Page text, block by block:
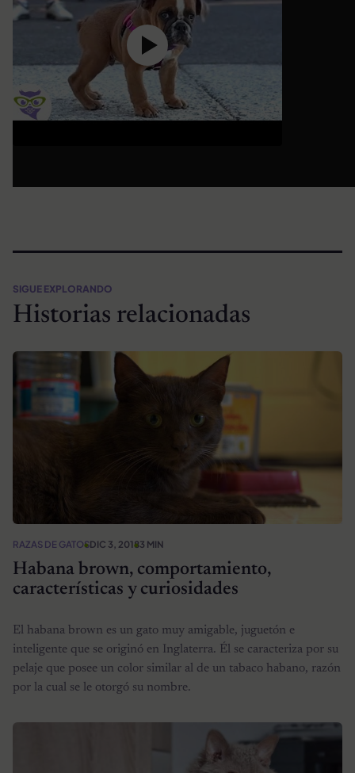
SIGUE EXPLORANDO
Historias relacionadas
RAZAS DE GATOSDIC 3, 20183 MIN
Habana brown, comportamiento,
características y curiosidades
El habana brown es un gato muy amigable, juguetón e
inteligente que se originó en Inglaterra. Él se caracteriza por su
pelaje que posee un color similar al de un tabaco habano, razón
por la cual se le otorgó su nombre.